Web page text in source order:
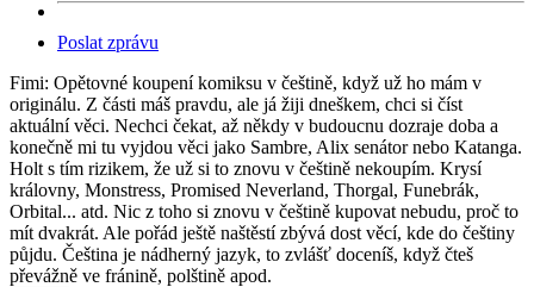
Poslat zprávu
Fimi: Opětovné koupení komiksu v češtině, když už ho mám v
originálu. Z části máš pravdu, ale já žiji dneškem, chci si číst
aktuální věci. Nechci čekat, až někdy v budoucnu dozraje doba a
konečně mi tu vyjdou věci jako Sambre, Alix senátor nebo Katanga.
Holt s tím rizikem, že už si to znovu v češtině nekoupím. Krysí
královny, Monstress, Promised Neverland, Thorgal, Funebrák,
Orbital... atd. Nic z toho si znovu v češtině kupovat nebudu, proč to
mít dvakrát. Ale pořád ještě naštěstí zbývá dost věcí, kde do češtiny
půjdu. Čeština je nádherný jazyk, to zvlášť doceníš, když čteš
převážně ve fránině, polštině apod.